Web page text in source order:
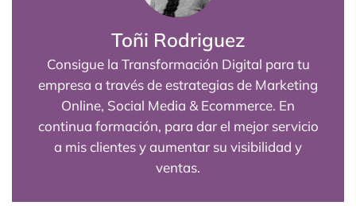
Toñi Rodriguez
Consigue la Transformación Digital para tu
empresa a través de estrategias de Marketing
Online, Social Media & Ecommerce. En
continua formación, para dar el mejor servicio
a mis clientes y aumentar su visibilidad y
ventas.